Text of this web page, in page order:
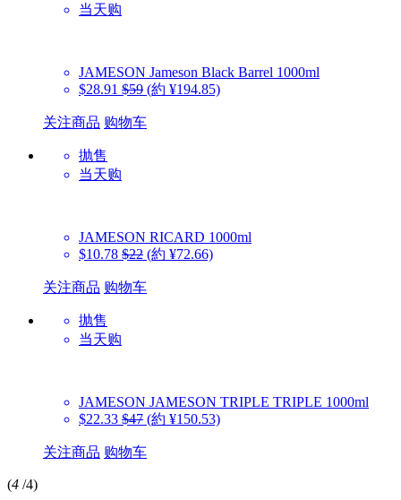
当天购
JAMESON Jameson Black Barrel 1000ml
$28.91 $59 (約 ¥194.85)
关注商品 购物车
抛售
当天购
JAMESON RICARD 1000ml
$10.78 $22 (約 ¥72.66)
关注商品 购物车
抛售
当天购
JAMESON JAMESON TRIPLE TRIPLE 1000ml
$22.33 $47 (約 ¥150.53)
关注商品 购物车
(4 /4)